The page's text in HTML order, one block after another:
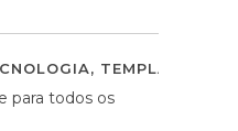
, TEMPLATES
para todos os